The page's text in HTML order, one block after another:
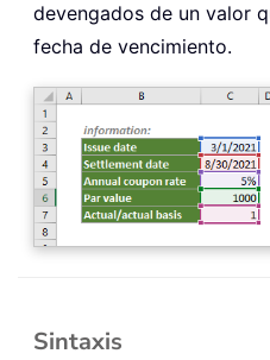
devengados de un valor
fecha de vencimiento.
Sintaxis